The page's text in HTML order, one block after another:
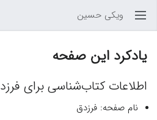
باز کردن منو اصلی ویکی حسین
یادکرد این صفحه
اطلاعات کتاب‌شناسی برای
نام صفحه: فرزدق‌